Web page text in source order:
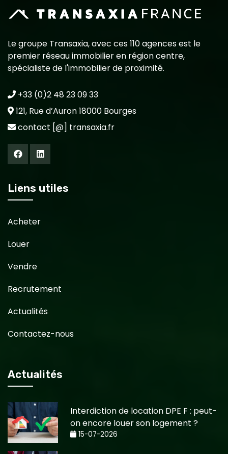
Le groupe Transaxia, avec ces 110 agences est le
premier réseau immobilier en région centre,
spécialiste de l'immobilier de proximité.
+33 (0)2 48 23 09 33
121, Rue d’Auron 18000 Bourges
contact [@] transaxia.fr
Liens utiles
Acheter
Louer
Vendre
Recrutement
Actualités
Contactez-nous
Actualités
Interdiction de location DPE F : peut-
on encore louer son logement ?
15-07-2026